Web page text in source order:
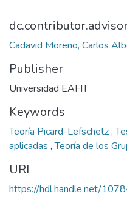
Cadavid Moreno, Carlos
Publisher
Universidad EAFIT
Keywords
Teoría Picard-Lefschetz,
aplicadas ,Teoría de los
URI
https://hdl.handle.net/